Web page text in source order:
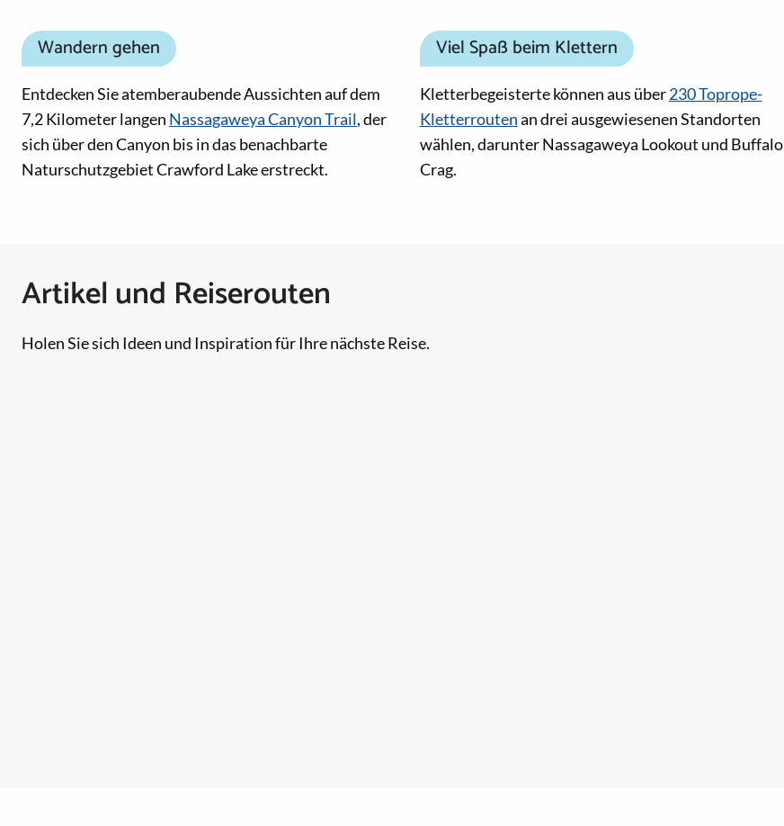
Wandern gehen
Entdecken Sie atemberaubende Aussichten auf dem
7,2 Kilometer langen Nassagaweya Canyon Trail, der
sich über den Canyon bis in das benachbarte
Naturschutzgebiet Crawford Lake erstreckt.
Viel Spaß beim Klettern
Kletterbegeisterte können aus über230 Toprope-
Kletterroutenan drei ausgewiesenen Standorten
wählen, darunter Nassagaweya Lookout und Buffalo
Crag.
Artikel und Reiserouten
Holen Sie sich Ideen und Inspiration für Ihre nächste Reise.